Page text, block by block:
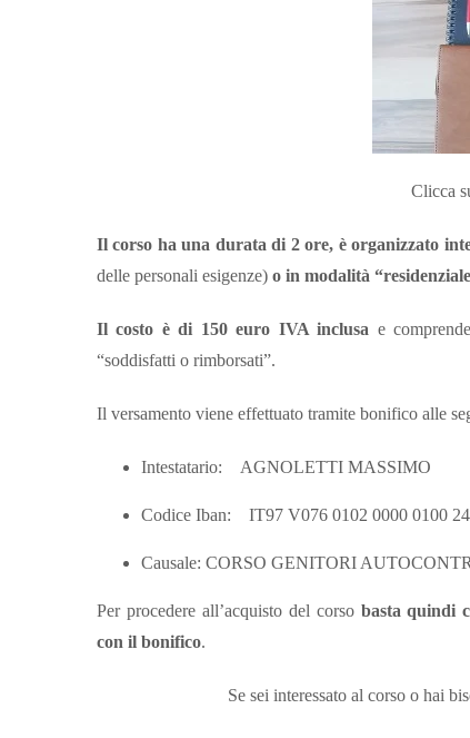
Clicca
Il corso ha una durata di 2 ore, è organizzato
delle personali esigenze) o in modalità
Il costo è di 150 euro IVA inclusa e
“soddisfatti o rimborsati”.
Il versamento viene effettuato tramite bonifico alle
Intestatario: AGNOLETTI MASSIMO
Codice Iban: IT97 V076 0102 0000 0100
Causale: CORSO GENITORI
Per procedere all’acquisto del corso basta quindi
con il bonifico.
Se sei interessato al corso o hai